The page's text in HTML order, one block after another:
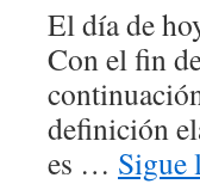
El día de
Con el fin
definición
es … Sigue